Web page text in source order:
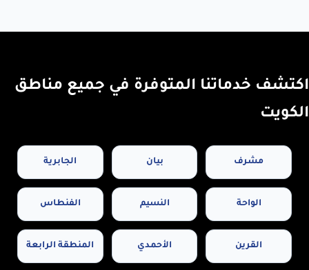
اكتشف خدماتنا المتوفرة في جميع مناطق
الكويت
مشرف بيان الجابرية
الواحة النسيم الفنطاس
القرين الأحمدي المنطقة الرابعة